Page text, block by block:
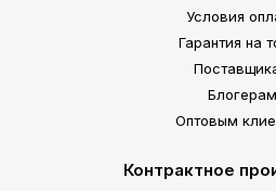
Условия
Гарантия на
Блогерам
Оптовым
Контрактное